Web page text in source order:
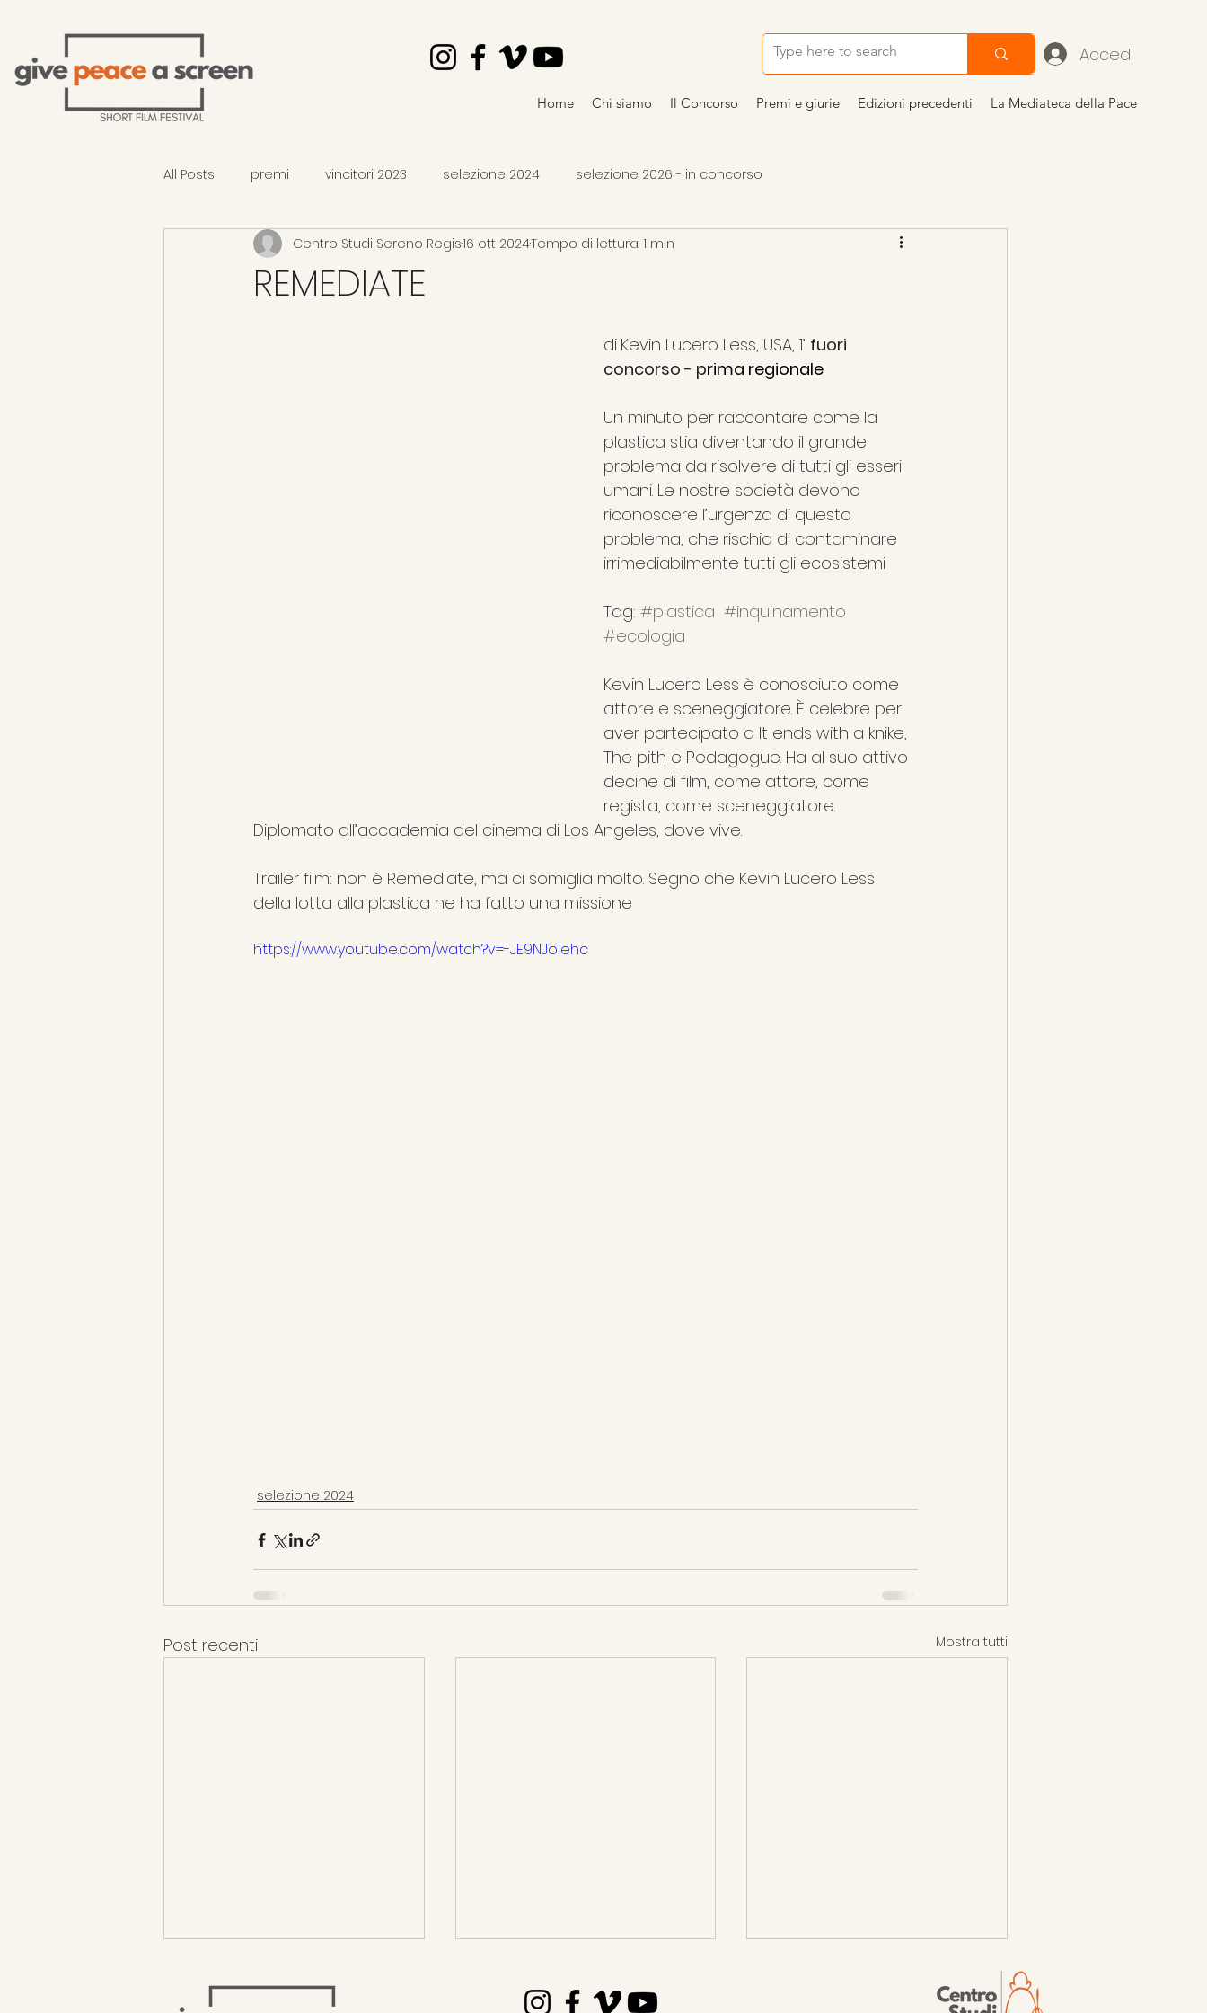
Accedi
Home Chi siamo Il Concorso Premi e giurie Edizioni precedenti La Mediateca della Pace
All Posts premi vincitori 2023 selezione 2024 selezione 2026 - in concorso
selezione 2026 - fuori concorso vincitori 2024 premi 2026 articoli
REMEDIATE
Centro Studi Sereno Regis16 ott 2024Tempo di lettura: 1 min
di Kevin Lucero Less, USA, 1’ fuori
concorso - prima regionale
Un minuto per raccontare come la
plastica stia diventando il grande
problema da risolvere di tutti gli esseri
umani. Le nostre società devono
riconoscere l’urgenza di questo
problema, che rischia di contaminare
irrimediabilmente tutti gli ecosistemi
Tag: #plastica #inquinamento
#ecologia
Kevin Lucero Less è conosciuto come
attore e sceneggiatore. È celebre per
aver partecipato a It ends with a knike,
The pith e Pedagogue. Ha al suo attivo
decine di film, come attore, come
regista, come sceneggiatore.
Diplomato all’accademia del cinema di Los Angeles, dove vive.
Trailer film: non è Remediate, ma ci somiglia molto. Segno che Kevin Lucero Less
della lotta alla plastica ne ha fatto una missione
https://www.youtube.com/watch?v=-JE9NJoIehc
selezione 2024
Post recenti Mostra tutti